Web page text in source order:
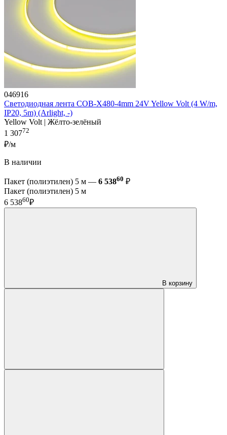
046916
Светодиодная лента COB-X480-4mm 24V Yellow Volt (4 W/m,
IP20, 5m) (Arlight, -)
Yellow Volt | Жёлто-зелёный
1 30772
₽/м
В наличии
Пакет (полиэтилен) 5 м — 6 53860 ₽
Пакет (полиэтилен) 5 м
6 53860₽
В корзину